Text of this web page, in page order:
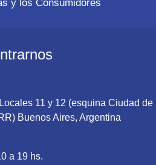
y los Consumidores
11 y 12 (esquina Ciudad de
Buenos Aires, Argentina
a 19 hs.